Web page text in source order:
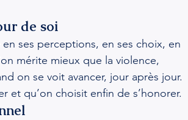
de soi
ses perceptions, en ses choix, en
mérite mieux que la violence,
on se voit avancer, jour après jour.
et qu’on choisit enfin de s’honorer.